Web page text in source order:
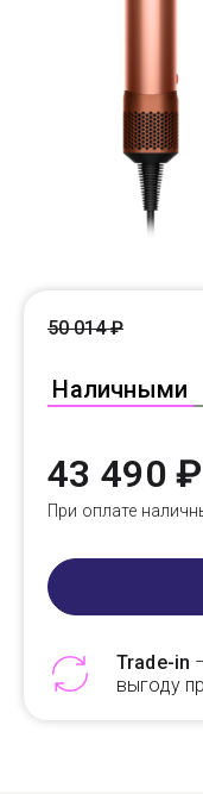
Самовывоз
Trade-In
Наличными
50 014 ₽
43 490 ₽
При оплате
Trade-in
выгоду